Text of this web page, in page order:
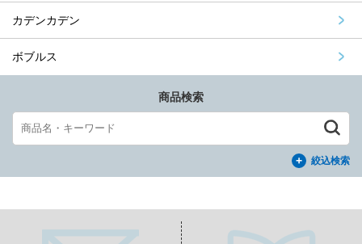
カデンカデン
ボブルス
商品検索
絞込検索